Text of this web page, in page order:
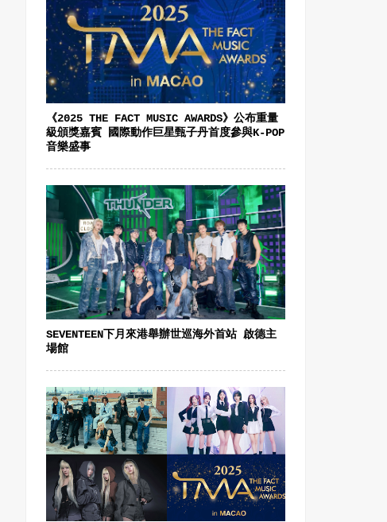
《2025 THE FACT MUSIC AWARDS》公布重量
級頒獎嘉賓 國際動作巨星甄子丹首度參與K-POP
音樂盛事
SEVENTEEN下月來港舉辦世巡海外首站 啟德主
場館